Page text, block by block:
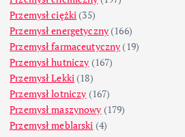
Przemysł ciężki (35)
Przemysł energetyczny (166)
Przemysł farmaceutyczny (19)
Przemysł hutniczy (167)
Przemysł Lekki (18)
Przemysł lotniczy (167)
Przemysł maszynowy (179)
Przemysł meblarski (4)